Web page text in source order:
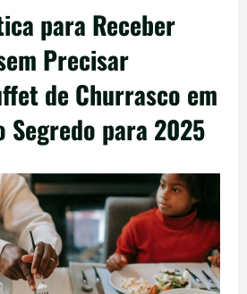
para Receber
Precisar
de Churrasco em
Segredo para 2025